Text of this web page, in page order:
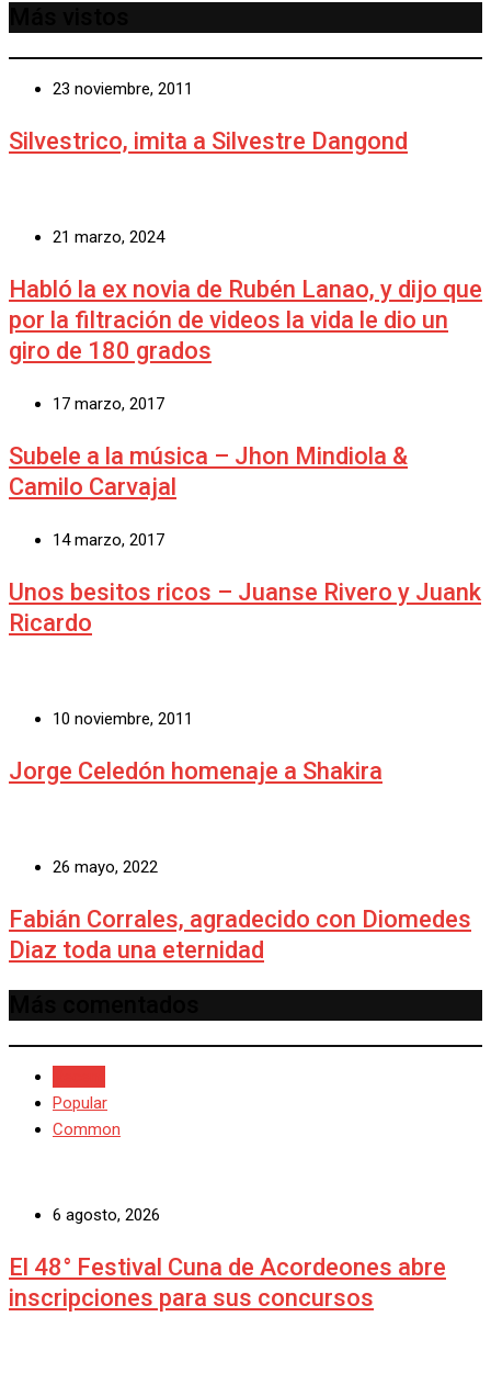
23 noviembre, 2011
Silvestrico, imita a Silvestre Dangond
21 marzo, 2024
Habló la ex novia de Rubén Lanao, y dijo que
por la filtración de videos la vida le dio un
giro de 180 grados
17 marzo, 2017
Subele a la música – Jhon Mindiola &
Camilo Carvajal
14 marzo, 2017
Unos besitos ricos – Juanse Rivero y Juank
Ricardo
10 noviembre, 2011
Jorge Celedón homenaje a Shakira
26 mayo, 2022
Fabián Corrales, agradecido con Diomedes
Diaz toda una eternidad
Popular
Common
6 agosto, 2026
El 48° Festival Cuna de Acordeones abre
inscripciones para sus concursos